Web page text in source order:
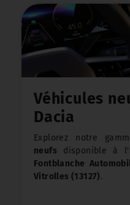
Chez nous vous
avis 5 étoiles sur
occasions Renault
afin de répondre à
budgets.
Véhicules
Dacia
Explorez notre
neufs disponible à
Fontblanche
Vitrolles (13127).